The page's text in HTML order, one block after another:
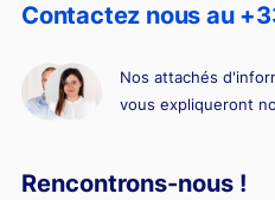
Contactez nous au
Nos attachés
vous expliqueront
Rencontrons-nous !